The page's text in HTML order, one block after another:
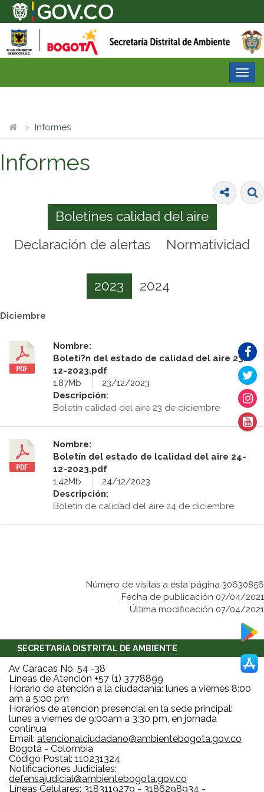
Informes
Informes
Boletines calidad del aire
Declaración de alertas
Normatividad
2023 2024
Diciembre
Nombre:
Boleti?n del estado de calidad del aire 23-
12-2023.pdf
1.87Mb
23/12/2023
Descripción:
Boletín calidad del aire 23 de diciembre
Nombre:
Boletín del estado de lcalidad del aire 24-
12-2023.pdf
1.42Mb
24/12/2023
Descripción:
Boletín de calidad del aire 24 de diciembre
Número de visitas a esta página 30630856
Fecha de publicación 07/04/2021
Última modificación 07/04/2021
SECRETARÍA DISTRITAL DE AMBIENTE
Av Caracas No. 54 -38
Líneas de Atención +57 (1) 3778899
Horario de atención a la ciudadanía: lunes a viernes 8:00
am a 5:00 pm
Horarios de atención presencial en la sede principal:
lunes a viernes de 9:00am a 3:30 pm, en jornada
continua
Email: atencionalciudadano@ambientebogota.gov.co
Bogotá - Colombia
Código Postal: 110231324
Notificaciones Judiciales:
defensajudicial@ambientebogota.gov.co
Líneas Celulares: 3183119279 - 3186298934 -